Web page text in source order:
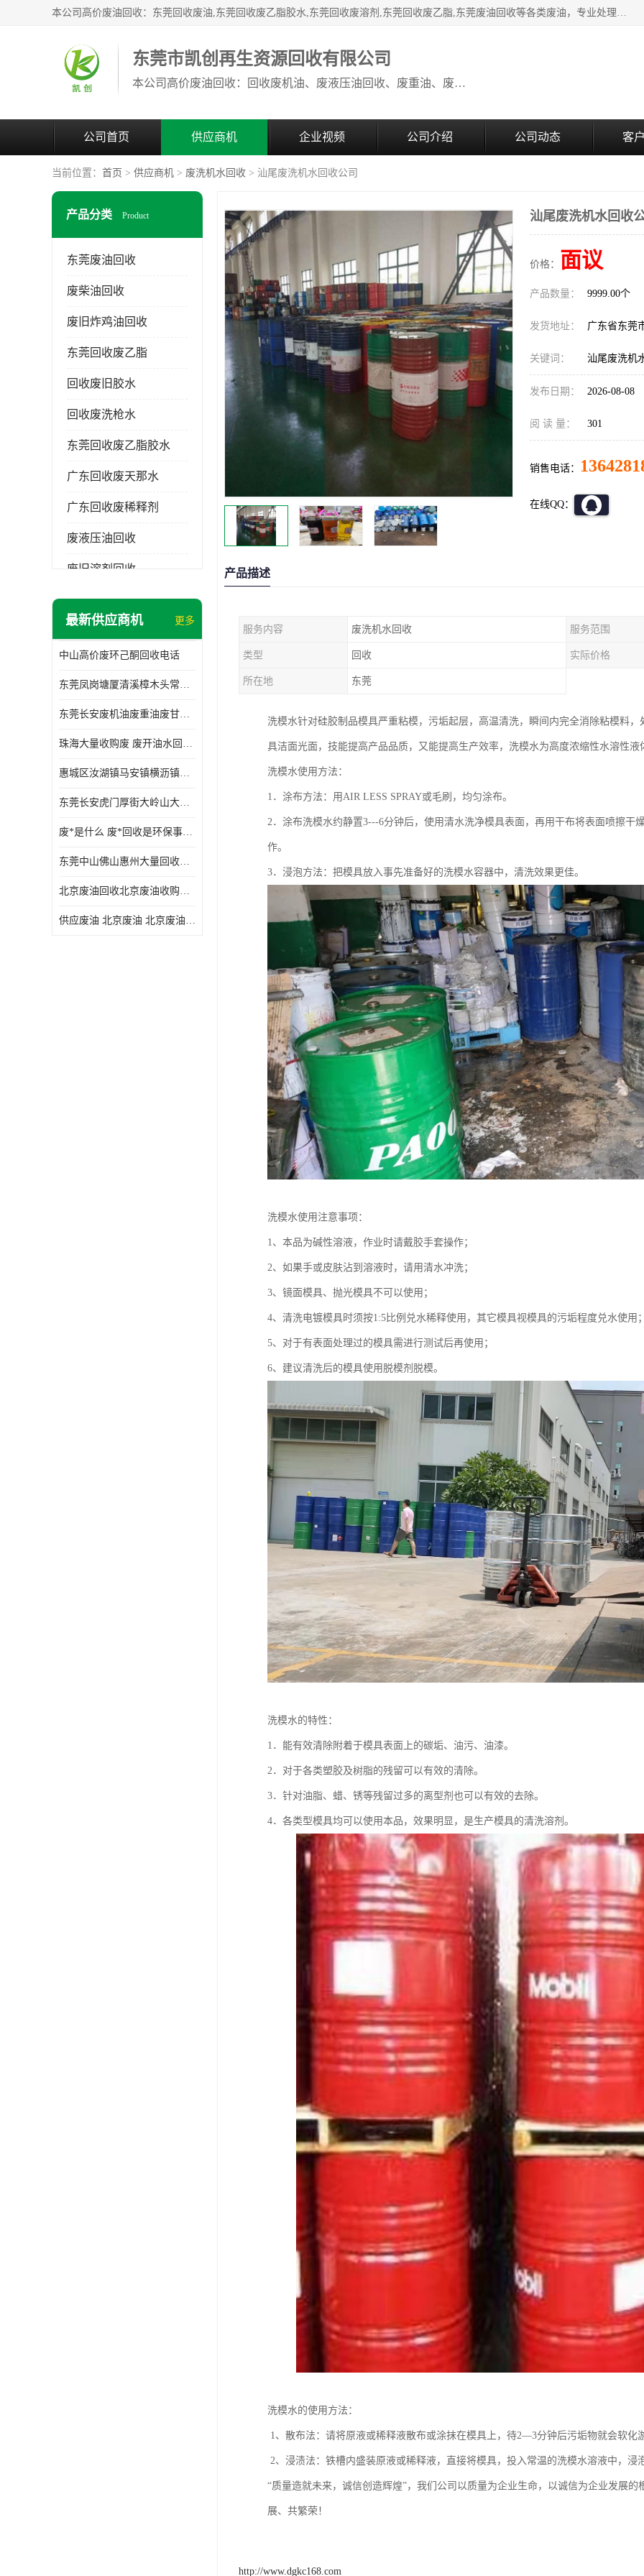
本公司高价废油回收：东莞回收废油,东莞回收废乙脂胶水,东莞回收废溶剂,东莞回收废乙脂,东莞废油回收等各类废油，专业处理从事化工产品研发与销售的综合型高科技服务性企业。我公司自成立以来，一直秉承“科技创新，立足诚信，感恩于心”的理念，力求设计与客户合作共赢的局面。在广大新老客户的大力支持下，我公司员工经过不懈努力，公司已快速发展成为国内知名化工企业。
东莞市凯创再生资源回收有限公司
本公司高价废油回收：回收废机油、废液压油回收、废重油、废食用油回收、废导热油、废、废油漆、废UV光油、废清、废白矿油、废变压器油
公司首页 供应商机 企业视频 公司介绍 公司动态 客
当前位置： 首页 > 供应商机 > 废洗机水回收 > 汕尾废洗机水回收公司
产品分类 Product
东莞废油回收
废柴油回收
废旧炸鸡油回收
东莞回收废乙脂
回收废旧胶水
回收废洗枪水
东莞回收废乙脂胶水
广东回收废天那水
广东回收废稀释剂
废液压油回收
废旧溶剂回收
东莞回收废溶剂
废三氯乙烯回收
废混合溶剂回收
最新供应商机 更多
中山高价废环己酮回收电话
东莞凤岗塘厦清溪樟木头常平废液压油 废火花机油 废 废切削油 废齿轮油 废导轨油 废螺杆油
东莞长安废机油废重油废甘油废矿物油废燃料油废废润滑油废火花机油废油废齿轮油
珠海大量收购废 废开油水回收废酒精废废乙酯胶水废洗枪水废开油水废二废三氯丁脂乙脂废甲
惠城区汝湖镇马安镇横沥镇芦洲镇 惠阳新圩镇镇镇沙田镇废机油废液压油废润滑油废废火花机油废白电油废废齿轮油废白矿油废变压器油废燃料油
东莞长安虎门厚街大岭山大量回收废开油水废洗枪水废稀释剂
废*是什么 废*回收是环保事业吗
东莞中山佛山惠州大量回收废机油，废液压油，废润滑油，废，废火花机油，废白电油，废，废齿轮油，废白矿油，废变压器油，废燃料油，废切削油
北京废油回收北京废油收购再生注意的事项
供应废油 北京废油 北京废油回收 废油收购
汕尾废洗机水回收
价格： 面议
产品数量： 9999.00个
发货地址： 广东省东莞
关键词： 汕尾废洗机
发布日期： 2026-08-08
阅 读 量： 301
销售电话：
在线QQ：
产品描述
服务内容 废洗机水回收 服务范围
类型 回收 实际价格
所在地 东莞
洗模水针对硅胶制品模具严重粘模，污垢起层，高温清洗，瞬间内完全消除粘模料
具洁面光面，技能提高产品品质，又能提高生产效率，洗模水为高度浓缩性水溶性
洗模水使用方法：
1．涂布方法：用AIR LESS SPRAY或毛刷，均匀涂布。
2．涂布洗模水约静置3---6分钟后，使用清水洗净模具表面，再用干布将表面喷擦干
作。
3．浸泡方法：把模具放入事先准备好的洗模水容器中，清洗效果更佳。
洗模水使用注意事项：
1、本品为碱性溶液，作业时请戴胶手套操作；
2、如果手或皮肤沾到溶液时，请用清水冲洗；
3、镜面模具、抛光模具不可以使用；
4、清洗电镀模具时须按1:5比例兑水稀释使用，其它模具视模具的污垢程度兑水使用
5、对于有表面处理过的模具需进行测试后再使用；
6、建议清洗后的模具使用脱模剂脱模。
洗模水的特性：
1．能有效清除附着于模具表面上的碳垢、油污、油漆。
2．对于各类塑胶及树脂的残留可以有效的清除。
3．针对油脂、蜡、锈等残留过多的离型剂也可以有效的去除。
4．各类型模具均可以使用本品，效果明显，是生产模具的清洗溶剂。
洗模水的使用方法：
1、散布法：请将原液或稀释液散布或涂抹在模具上，待2—3分钟后污垢物就会软化
2、浸渍法：铁槽内盛装原液或稀释液，直接将模具，投入常温的洗模水溶液中，
“质量造就未来，诚信创造辉煌”，我们公司以质量为企业生命，以诚信为企业发展
展、共繁荣！
http://www.dgkc168.com